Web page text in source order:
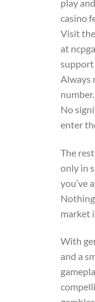
play
casino
Visit
at
support
Always
number.
No
enter
The
only in
you’ve
market
With
and a